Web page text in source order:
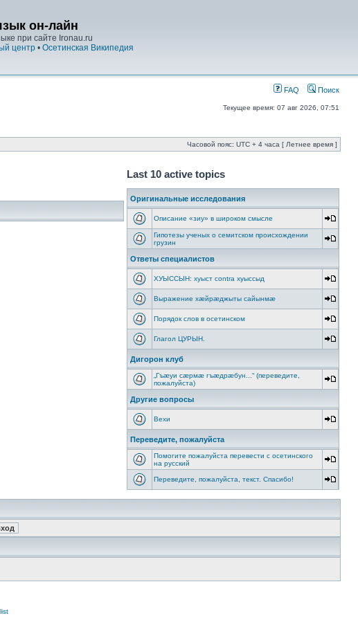
он-лайн
при сайте Ironau.ru
центр • Осетинская Википедия
FAQ Поиск
Текущее время: 07 авг 2026, 07:51
Часовой пояс: UTC + 4 часа [ Летнее время ]
Last 10 active topics
Оригинальные исследования
Описание «зиу» в широком смысле
Гипотезы ученых о семитском происхождении
грузин
Ответы специалистов
ХУЫССЫН: хуыст contra хуыссыд
Выражение хæйрæджыты сайынмæ
Порядок слов в осетинском
Глагол ЦУРЫН.
Дигорон клуб
„Гъæуи сæрмæ гъæдрæбун...“ (переведите,
пожалуйста)
Другие вопросы
Вехи
Переведите, пожалуйста
Помогите пожалуйста перевести с осетинского
на русский
Переведите, пожалуйста, текст. Спасибо!